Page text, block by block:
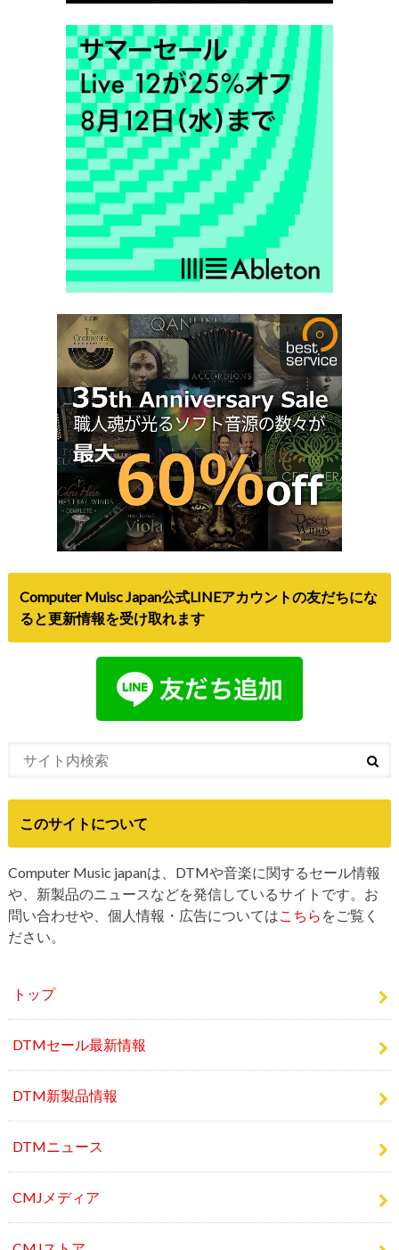
Computer Muisc Japan公式LINEアカウントの友だちにな
ると更新情報を受け取れます
Computer Music japanは、DTMや音楽に関するセール情報
や、新製品のニュースなどを発信しているサイトです。お
問い合わせや、個人情報・広告についてはこちらをご覧く
ださい。
トップ
DTMセール最新情報
DTM新製品情報
DTMニュース
CMJメディア
CMJストア